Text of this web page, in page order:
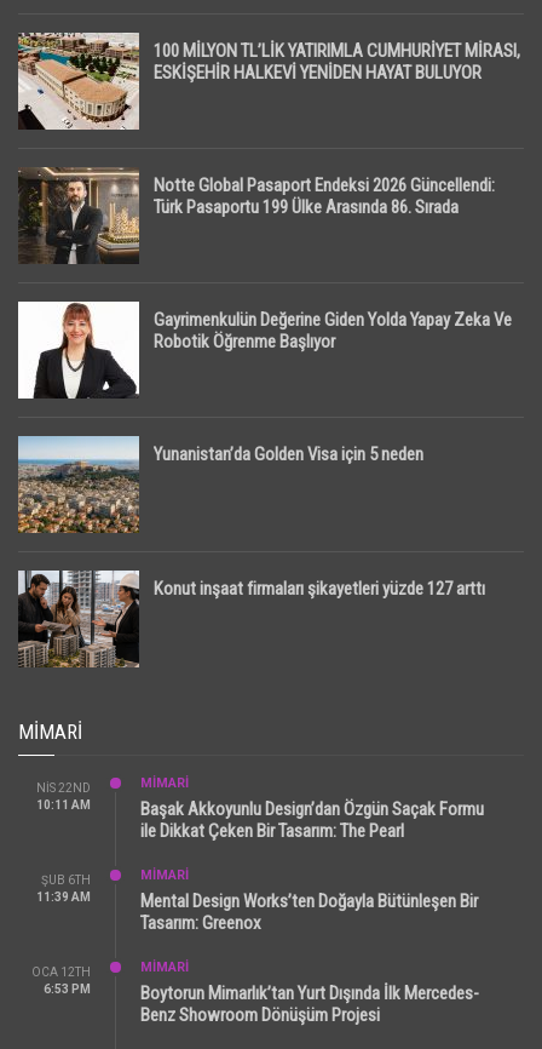
100 MİLYON TL’LİK YATIRIMLA CUMHURİYET MİRASI,
ESKİŞEHİR HALKEVİ YENİDEN HAYAT BULUYOR
Notte Global Pasaport Endeksi 2026 Güncellendi:
Türk Pasaportu 199 Ülke Arasında 86. Sırada
Gayrimenkulün Değerine Giden Yolda Yapay Zeka Ve
Robotik Öğrenme Başlıyor
Yunanistan’da Golden Visa için 5 neden
Konut inşaat firmaları şikayetleri yüzde 127 arttı
MIMARI
NIS 22ND
10:11 AM
MİMARİ
Başak Akkoyunlu Design’dan Özgün Saçak Formu
ile Dikkat Çeken Bir Tasarım: The Pearl
ŞUB 6TH
11:39 AM
MİMARİ
Mental Design Works’ten Doğayla Bütünleşen Bir
Tasarım: Greenox
OCA 12TH
6:53 PM
MİMARİ
Boytorun Mimarlık’tan Yurt Dışında İlk Mercedes-
Benz Showroom Dönüşüm Projesi